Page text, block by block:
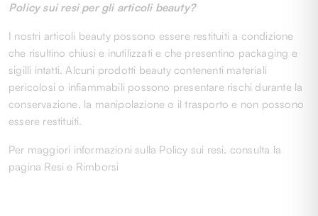
Policy sui resi per gli articoli beauty?
I nostri articoli beauty possono essere restituiti a condizione
che risultino chiusi e inutilizzati e che presentino packaging e
sigilli intatti. Alcuni prodotti beauty contenenti materiali
pericolosi o infiammabili possono presentare rischi durante la
conservazione, la manipolazione o il trasporto e non possono
essere restituiti.
Per maggiori informazioni sulla Policy sui resi, consulta la
pagina Resi e Rimborsi